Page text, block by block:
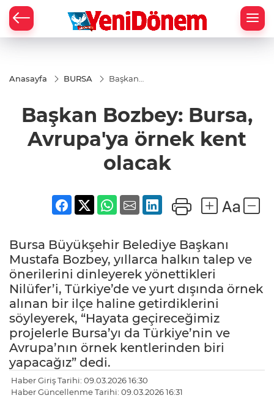
Anasayfa BURSA
Başkan
Avrupa'ya
örnek
olacak
Başkan Bozbey: Bursa,
Avrupa'ya örnek kent
olacak
Bursa Büyükşehir Belediye Başkanı
Mustafa Bozbey, yıllarca halkın talep ve
önerilerini dinleyerek yönettikleri
Nilüfer’i, Türkiye’de ve yurt dışında örnek
alınan bir ilçe haline getirdiklerini
söyleyerek, “Hayata geçireceğimiz
projelerle Bursa’yı da Türkiye’nin ve
Avrupa’nın örnek kentlerinden biri
yapacağız” dedi.
Haber Giriş Tarihi: 09.03.2026 16:30
Haber Güncellenme Tarihi: 09.03.2026 16:31